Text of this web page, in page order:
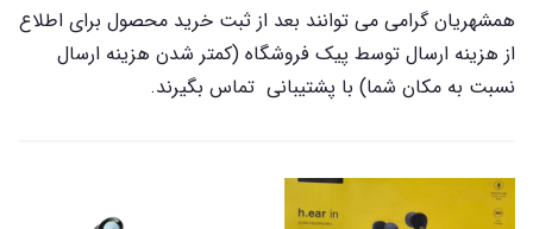
همشهریان گرامی می توانند بعد از ثبت خرید محصول برای اطلاع
از هزینه ارسال توسط پیک فروشگاه (کمتر شدن هزینه ارسال
نسبت به مکان شما) با پشتیبانی تماس بگیرند.